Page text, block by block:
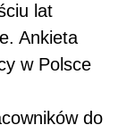
lat
Ankieta
w Polsce
do